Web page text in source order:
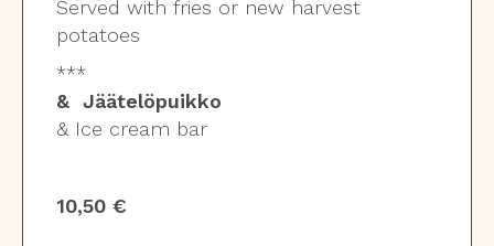
Served with fries or new harvest
potatoes
***
& Jäätelöpuikko
& Ice cream bar
10,50 €